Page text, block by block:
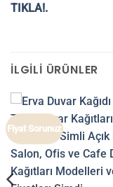
TIKLA!.
İLGILI ÜRÜNLER
Fiyat Sorunuz